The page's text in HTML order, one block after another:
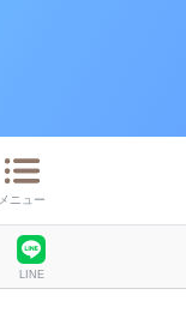
メニュー
LINE